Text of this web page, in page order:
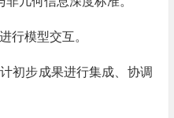
行模型交互。
初步成果进行集成、协调